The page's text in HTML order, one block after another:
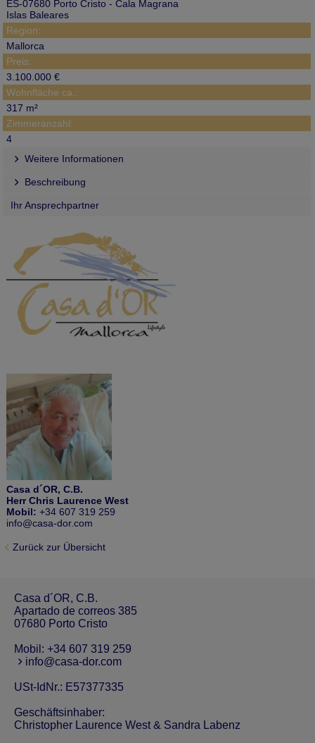
ES-07680 Porto Cristo - Cala Magrana
Islas Baleares
Region:
Mallorca
Preis:
3.100.000 €
Wohnfläche ca.:
317 m²
Zimmeranzahl:
4
Weitere Informationen
Beschreibung
Ihr Ansprechpartner
Casa d´OR, C.B.
Herr Chris Laurence West
Mobil: +34 607 319 259
info@casa-dor.com
Zurück zur Übersicht
Casa d´OR, C.B.
Apartado de correos 385
07680 Porto Cristo
Mobil: +34 607 319 259
info@casa-dor.com
USt-IdNr.: E57377335
Geschäftsinhaber:
Christopher Laurence West & Sandra Labenz